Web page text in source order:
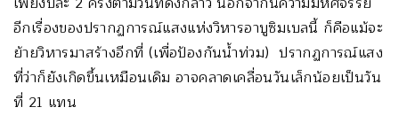
อีกเรื่องของปรากฏการณ์แสงแห่งวิหารอาบูซิมเบลนี้ ก็คือแม้จะ
ย้ายวิหารมาสร้างอีกที่ (เพื่อป้องกันน้ำท่วม) ปรากฏการณ์แสง
ที่ว่าก็ยังเกิดขึ้นเหมือนเดิม อาจคลาดเคลื่อนวันเล็กน้อยเป็นวัน
ที่ 21 แทน